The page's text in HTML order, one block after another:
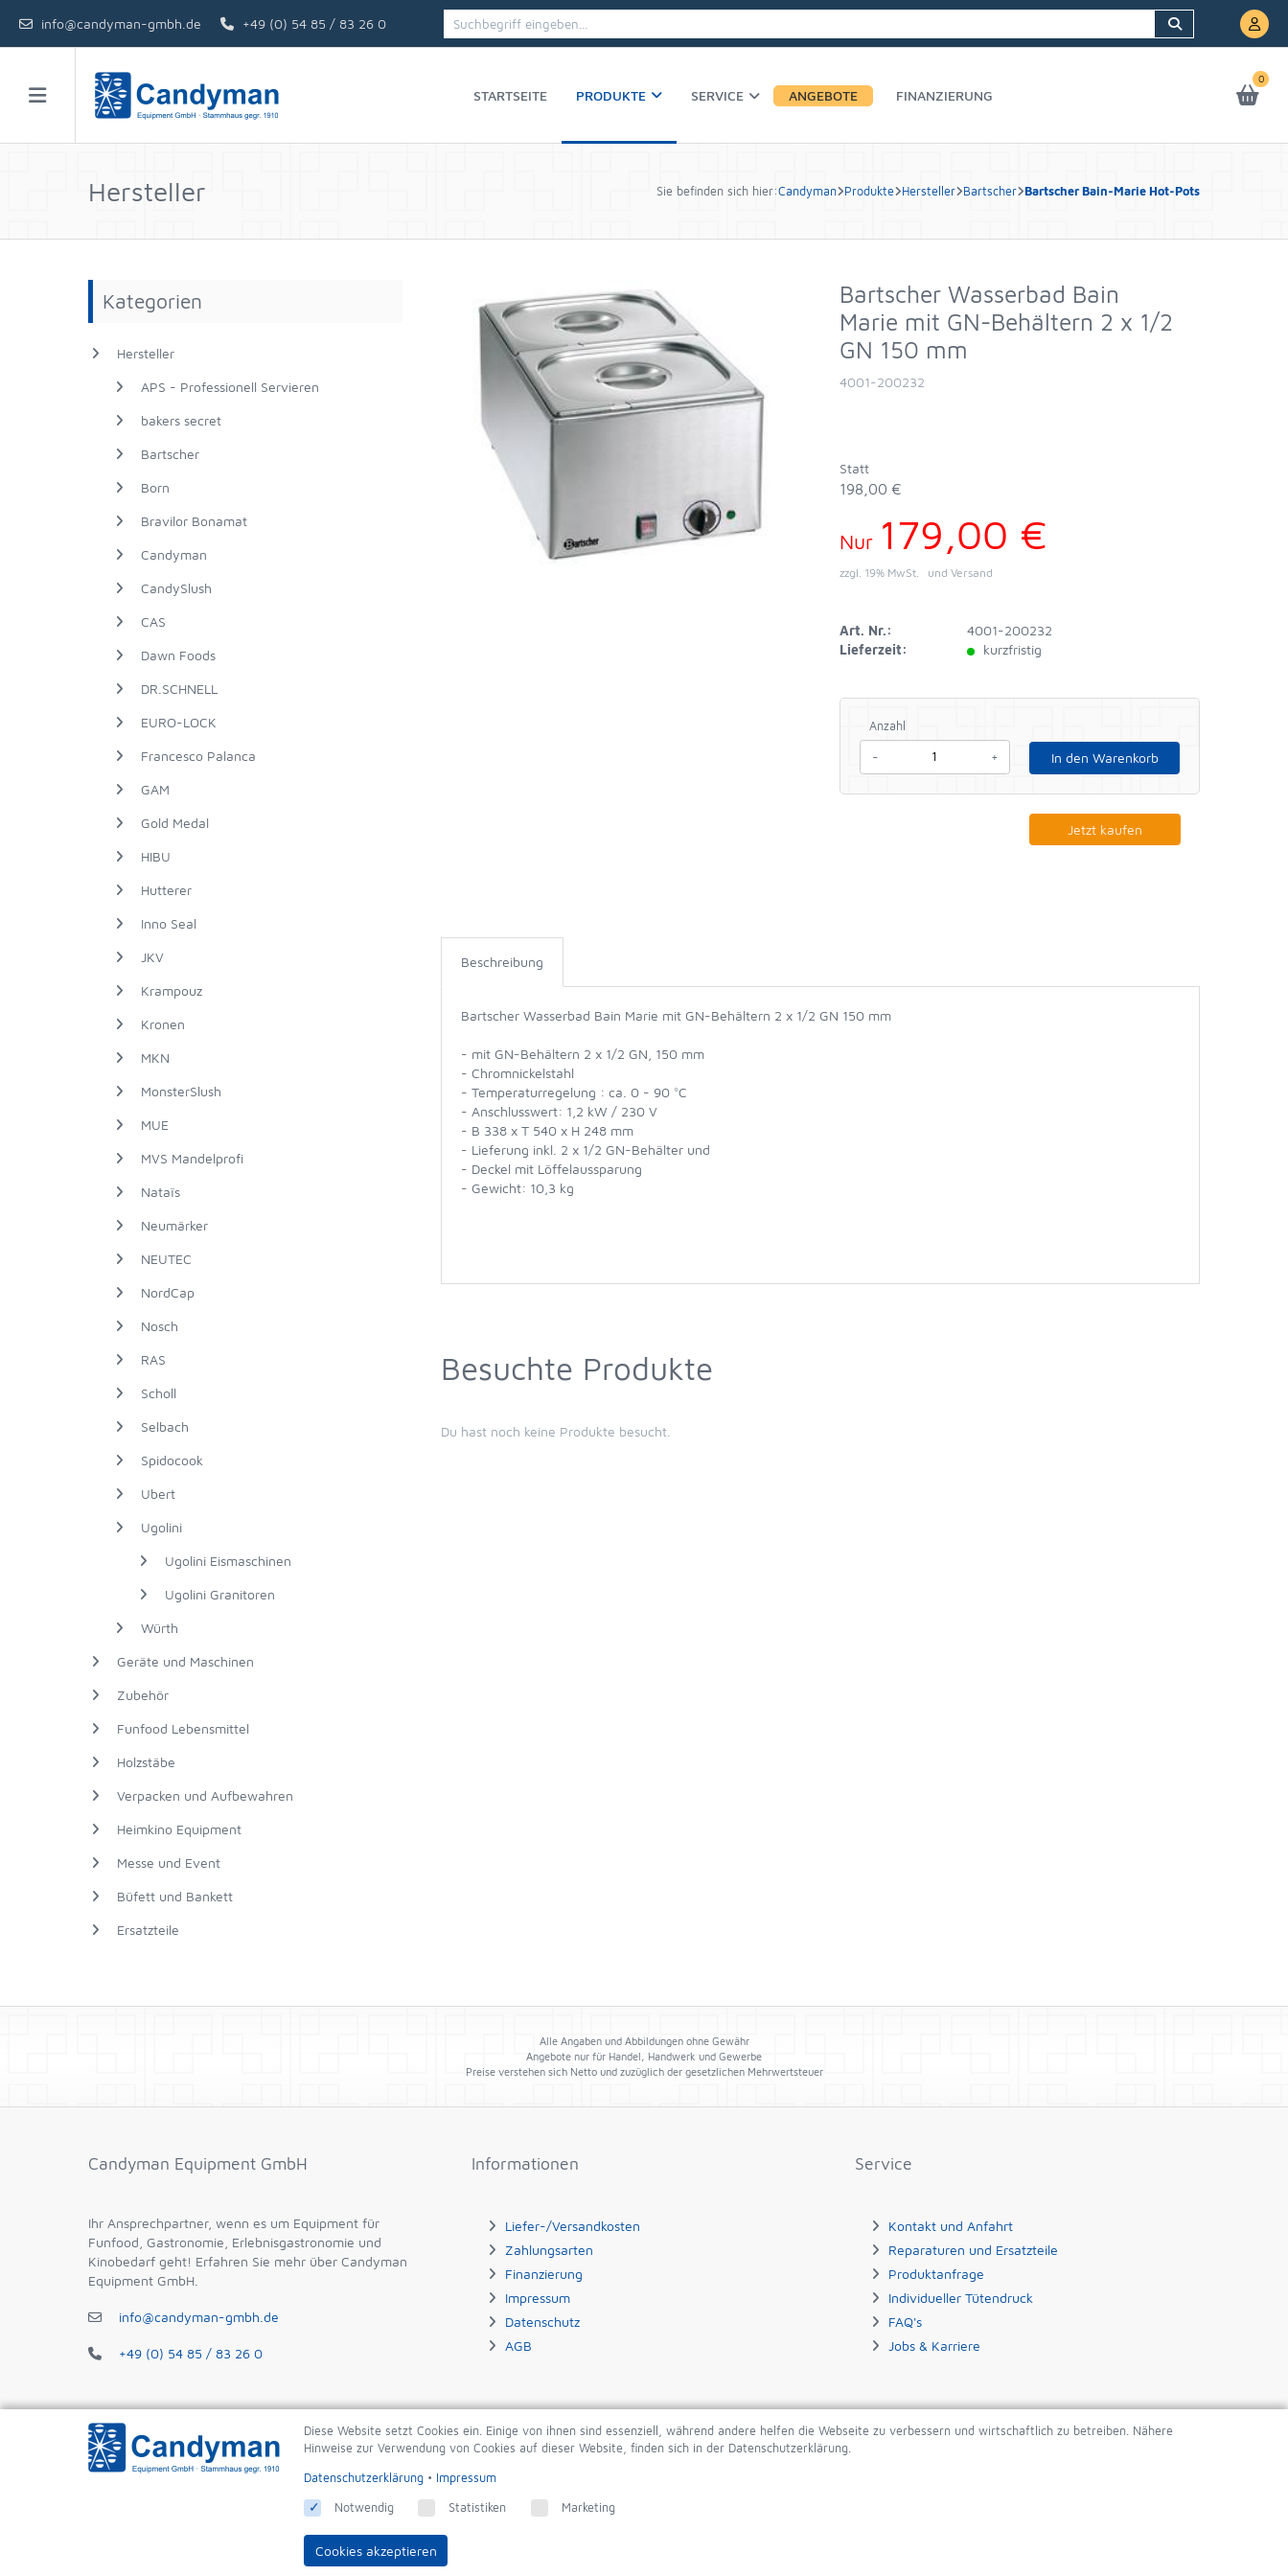
info@candyman-gmbh.de +49 (0) 54 85 / 83 26 0
STARTSEITE PRODUKTE SERVICE ANGEBOTE FINANZIERUNG
0
Hersteller Sie befinden sich hier:Candyman Produkte Hersteller Bartscher Bartscher Bain-Marie Hot-Pots
Kategorien
Hersteller
APS - Professionell Servieren
bakers secret
Bartscher
Born
Bravilor Bonamat
Candyman
CandySlush
CAS
Dawn Foods
DR.SCHNELL
EURO-LOCK
Francesco Palanca
GAM
Gold Medal
HIBU
Hutterer
Inno Seal
JKV
Krampouz
Kronen
MKN
MonsterSlush
MUE
MVS Mandelprofi
Nataïs
Neumärker
NEUTEC
NordCap
Nosch
RAS
Scholl
Selbach
Spidocook
Ubert
Ugolini
Ugolini Eismaschinen
Ugolini Granitoren
Würth
Geräte und Maschinen
Zubehör
Funfood Lebensmittel
Holzstäbe
Verpacken und Aufbewahren
Heimkino Equipment
Messe und Event
Büfett und Bankett
Ersatzteile
Bartscher Wasserbad Bain
Marie mit GN-Behältern 2 x 1/2
GN 150 mm
4001-200232
Statt
198,00 €
Nur 179,00 €
zzgl. 19% MwSt. und Versand
Art. Nr.:
4001-200232
Lieferzeit:
kurzfristig
Anzahl
- + In den Warenkorb
Jetzt kaufen
Beschreibung
Bartscher Wasserbad Bain Marie mit GN-Behältern 2 x 1/2 GN 150 mm
- mit GN-Behältern 2 x 1/2 GN, 150 mm
- Chromnickelstahl
- Temperaturregelung : ca. 0 - 90 °C
- Anschlusswert: 1,2 kW / 230 V
- B 338 x T 540 x H 248 mm
- Lieferung inkl. 2 x 1/2 GN-Behälter und
- Deckel mit Löffelaussparung
- Gewicht: 10,3 kg
Besuchte Produkte
Du hast noch keine Produkte besucht.
Alle Angaben und Abbildungen ohne Gewähr
Angebote nur für Handel, Handwerk und Gewerbe
Preise verstehen sich Netto und zuzüglich der gesetzlichen Mehrwertsteuer
Candyman Equipment GmbH
Ihr Ansprechpartner, wenn es um Equipment für
Funfood, Gastronomie, Erlebnisgastronomie und
Kinobedarf geht! Erfahren Sie mehr über Candyman
Equipment GmbH.
info@candyman-gmbh.de
+49 (0) 54 85 / 83 26 0
Informationen
Liefer-/Versandkosten
Zahlungsarten
Finanzierung
Impressum
Datenschutz
AGB
Service
Kontakt und Anfahrt
Reparaturen und Ersatzteile
Produktanfrage
Individueller Tütendruck
FAQ's
Jobs & Karriere
Kreditkarte Rechnung Vorkasse Nachnahme Apple Pay Google Pay
Diese Website setzt Cookies ein. Einige von ihnen sind essenziell, während andere helfen die Webseite zu verbessern und wirtschaftlich zu betreiben. Nähere
Hinweise zur Verwendung von Cookies auf dieser Website, finden sich in der Datenschutzerklärung.
Datenschutzerklärung • Impressum
Notwendig Statistiken Marketing
Cookies akzeptieren